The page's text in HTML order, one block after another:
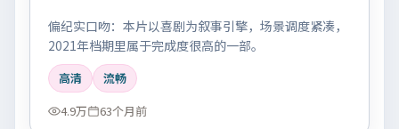
偏纪实口吻：本片以喜剧为叙事引擎，场景调度紧凑，
2021年档期里属于完成度很高的一部。
高清
流畅
4.9万
63个月前